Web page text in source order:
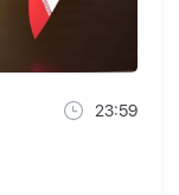
23:59